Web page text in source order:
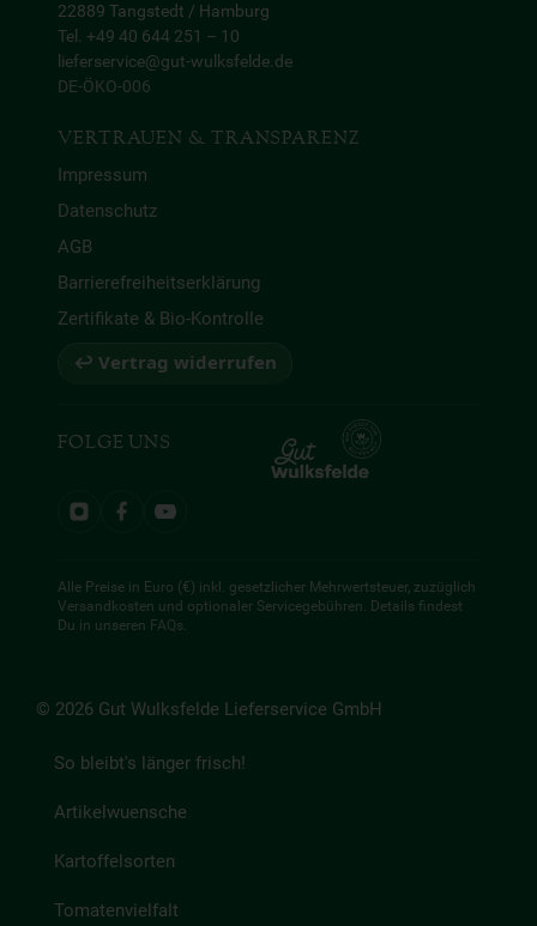
22889 Tangstedt / Hamburg
Tel. +49 40 644 251 – 10
lieferservice@gut-wulksfelde.de
DE-ÖKO-006
VERTRAUEN & TRANSPARENZ
Impressum
Datenschutz
AGB
Barrierefreiheitserklärung
Zertifikate & Bio-Kontrolle
↩ Vertrag widerrufen
FOLGE UNS
Alle Preise in Euro (€) inkl. gesetzlicher Mehrwertsteuer, zuzüglich
Versandkosten und optionaler Servicegebühren. Details findest
Du in unseren FAQs.
© 2026 Gut Wulksfelde Lieferservice GmbH
So bleibt's länger frisch!
Artikelwuensche
Kartoffelsorten
Tomatenvielfalt